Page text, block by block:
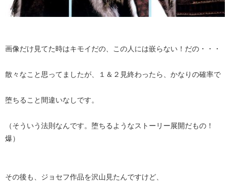
画像だけ見てた時はキモイだの、この人には嵌らない！だの・・・
散々なこと思ってましたが、１＆２見終わったら、かなりの確率で
堕ちること間違いなしです。
（そういう法則なんです。堕ちるようなストーリー展開だもの！
爆）
その後も、ジョセフ作品を沢山見たんですけど、